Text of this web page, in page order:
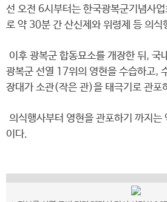
선 오전 6시부터는 한국광복군기념사
로 약 30분 간 산신제와 위령제 등 의식
이후 광복군 합동묘소를 개장한 뒤, 국
광복군 선열 17위의 영현을 수습하고,
장대가 소관(작은 관)을 태극기로 관포
의식행사부터 영현을 관포하기 까지는
이다.